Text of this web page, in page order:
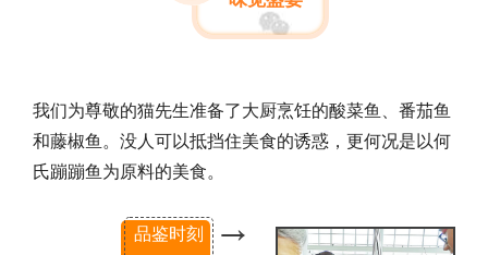
我们为尊敬的猫先生准备了大厨烹饪的酸菜鱼、番茄鱼
和藤椒鱼。没人可以抵挡住美食的诱惑 ，更何况是以何
氏蹦蹦鱼为原料的美食。
品鉴时刻 →